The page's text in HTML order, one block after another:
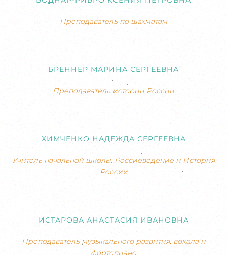
Преподаватель по шахматам
БРЕННЕР МАРИНА СЕРГЕЕВНА
Преподаватель истории России
ХИМЧЕНКО НАДЕЖДА СЕРГЕЕВНА
Учитель начальной школы. Россиеведение и История
России
ИСТАРОВА АНАСТАСИЯ ИВАНОВНА
Преподаватель музыкального развития, вокала и
фортопиано